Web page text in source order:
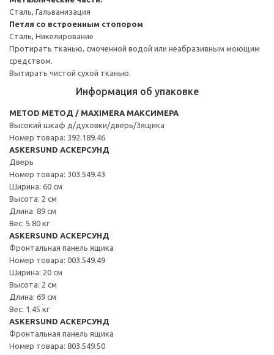
Сталь, Гальванизация
Петля со встроенным стопором
Сталь, Никелирование
Протирать тканью, смоченной водой или неабразивным моющим
средством.
Вытирать чистой сухой тканью.
Информация об упаковке
METOD МЕТОД / MAXIMERA МАКСИМЕРА
Высокий шкаф д/духовки/дверь/3ящика
Номер товара: 392.189.46
ASKERSUND АСКЕРСУНД
Дверь
Номер товара: 303.549.43
Ширина: 60 см
Высота: 2 см
Длина: 89 см
Вес: 5.80 кг
ASKERSUND АСКЕРСУНД
Фронтальная панель ящика
Номер товара: 003.549.49
Ширина: 20 см
Высота: 2 см
Длина: 69 см
Вес: 1.45 кг
ASKERSUND АСКЕРСУНД
Фронтальная панель ящика
Номер товара: 803.549.50